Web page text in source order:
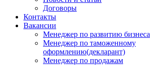
Договоры
Контакты
Вакансии
Менеджер по развитию бизнеса
Менеджер по таможенному
оформлению(декларант)
Менеджер по продажам